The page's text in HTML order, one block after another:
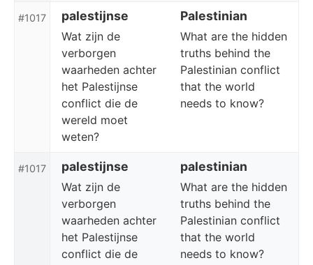
#1017 palestijnse Palestinian
Wat zijn de
verborgen
waarheden achter
het Palestijnse
conflict die de
wereld moet
weten?
What are the hidden
truths behind the
Palestinian conflict
that the world
needs to know?
#1017 palestijnse palestinian
Wat zijn de
verborgen
waarheden achter
het Palestijnse
conflict die de
What are the hidden
truths behind the
Palestinian conflict
that the world
needs to know?